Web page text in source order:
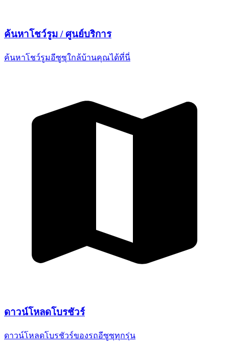
ค้นหาโชว์รูม / ศูนย์บริการ
ค้นหาโชว์รูมอีซูซุใกล้บ้านคุณได้ที่นี่
ดาวน์โหลดโบรชัวร์
ดาวน์โหลดโบรชัวร์ของรถอีซูซุทุกรุ่น